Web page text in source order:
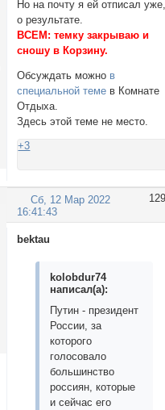
Но на почту я ей отписал
о результате.
ВСЕМ: темку закрываю и
сношу в Корзину.
Обсуждать можно в
специальной теме в Комнате
Отдыха.
Здесь этой теме не место.
+3
129
Сб, 12 Мар 2022
16:41:43
bektau
kolobdur74
написал(а):
Путин - президент
России, за
которого
голосовало
большинство
россиян, которые
и сейчас его